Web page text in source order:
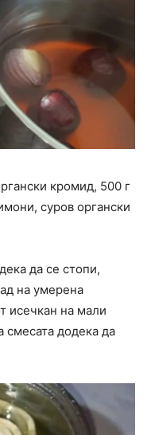
кромид, 500 г
суров органски
да се стопи,
на умерена
исечкан на мали
смесата додека да